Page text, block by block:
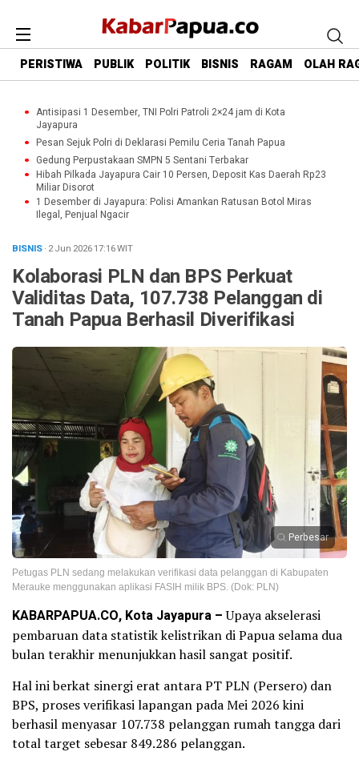
PERISTIWA PUBLIK POLITIK BISNIS RAGAM OLAH
Antisipasi 1 Desember, TNI Polri Patroli 2×24 jam di Kota
Jayapura
Pesan Sejuk Polri di Deklarasi Pemilu Ceria Tanah Papua
Gedung Perpustakaan SMPN 5 Sentani Terbakar
Hibah Pilkada Jayapura Cair 10 Persen, Deposit Kas Daerah Rp23
Miliar Disorot
1 Desember di Jayapura: Polisi Amankan Ratusan Botol Miras
Ilegal, Penjual Ngacir
BISNIS· 2 Jun 202617:16WIT
Kolaborasi PLN dan BPS Perkuat
Validitas Data, 107.738 Pelanggan di
Tanah Papua Berhasil Diverifikasi
Perbesar
Petugas PLN sedang melakukan verifikasi data pelanggan di Kabupaten
Merauke menggunakan aplikasi FASIH milik BPS. (Dok: PLN)
KABARPAPUA.CO, Kota Jayapura –Upaya akselerasi
pembaruan data statistik kelistrikan di Papua selama dua
bulan terakhir menunjukkan hasil sangat positif.
Hal ini berkat sinergi erat antara PT PLN (Persero) dan
BPS, proses verifikasi lapangan pada Mei 2026 kini
berhasil menyasar 107.738 pelanggan rumah tangga dari
total target sebesar 849.286 pelanggan.